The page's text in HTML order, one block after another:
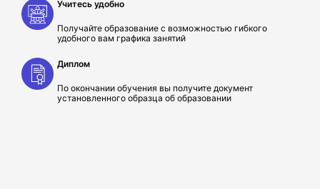
Учитесь удобно
Получайте образование с возможностью гибкого
удобного вам графика занятий
Диплом
По окончании обучения вы получите документ
установленного образца об образовании